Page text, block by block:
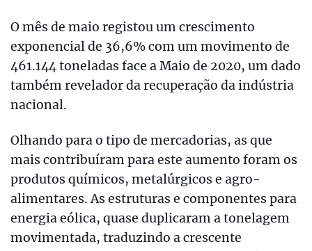
O mês de maio registou um crescimento
exponencial de 36,6% com um movimento de
461.144 toneladas face a Maio de 2020, um dado
também revelador da recuperação da indústria
nacional.
Olhando para o tipo de mercadorias, as que
mais contribuíram para este aumento foram os
produtos químicos, metalúrgicos e agro-
alimentares. As estruturas e componentes para
energia eólica, quase duplicaram a tonelagem
movimentada, traduzindo a crescente